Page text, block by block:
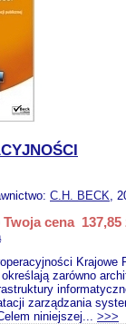
C.H. BECK,
Twoja cena 137,85
Krajowe
zarówno
zarządzania
niniejszej... >>>